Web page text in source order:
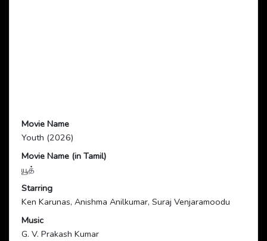
Movie Name
Youth (2026)
Movie Name (in Tamil)
யூத்
Starring
Ken Karunas, Anishma Anilkumar, Suraj Venjaramoodu
Music
G. V. Prakash Kumar